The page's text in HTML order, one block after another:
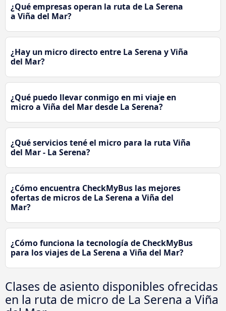
¿Qué empresas operan la ruta de La Serena
a Viña del Mar?
¿Hay un micro directo entre La Serena y Viña
del Mar?
¿Qué puedo llevar conmigo en mi viaje en
micro a Viña del Mar desde La Serena?
¿Qué servicios tené el micro para la ruta Viña
del Mar - La Serena?
¿Cómo encuentra CheckMyBus las mejores
ofertas de micros de La Serena a Viña del
Mar?
¿Cómo funciona la tecnología de CheckMyBus
para los viajes de La Serena a Viña del Mar?
Clases de asiento disponibles ofrecidas
en la ruta de micro de La Serena a Viña